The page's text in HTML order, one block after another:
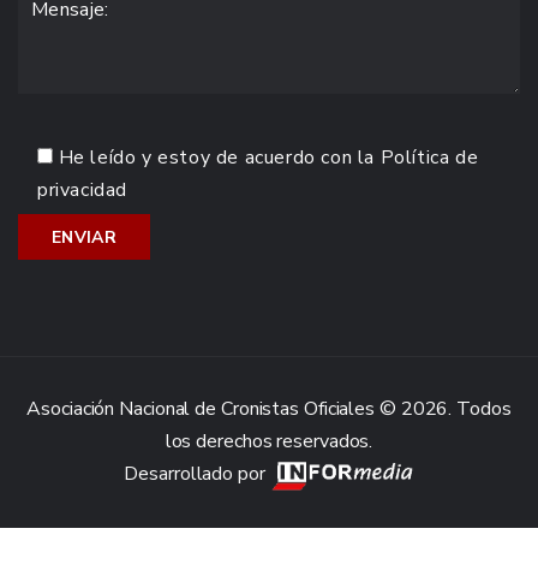
He leído y estoy de acuerdo con la Política de
privacidad
Asociación Nacional de Cronistas Oficiales © 2026. Todos
los derechos reservados.
Desarrollado por